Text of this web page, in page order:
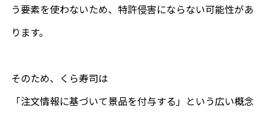
事務所紹介
う要素を使わないため、特許侵害にならない可能性があ
ります。
そのため、くら寿司は
「注文情報に基づいて景品を付与する」という広い概念